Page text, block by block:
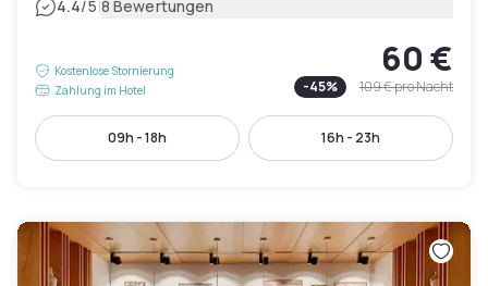
4.4/5|8 Bewertungen
Kostenlose Stornierung
Zahlung im Hotel
60 €
-45% 109 €pro Nacht
09h - 18h 16h - 23h